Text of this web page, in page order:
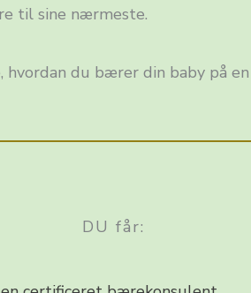
til sine nærmeste.
du bærer din baby på
DU får: